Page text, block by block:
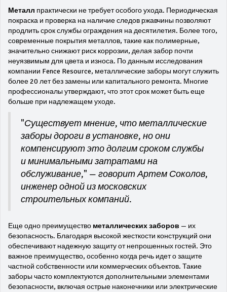
Металл практически не требует особого ухода. Периодическая
покраска и проверка на наличие следов ржавчины позволяют
продлить срок службы ограждения на десятилетия. Более того,
современные покрытия металлов, такие как полимерные,
значительно снижают риск коррозии, делая забор почти
неуязвимым для цвета и износа. По данным исследования
компании Fence Resource, металлические заборы могут служить
более 20 лет без замены или капитального ремонта. Многие
профессионалы утверждают, что этот срок может быть еще
больше при надлежащем уходе.
"Существует мнение, что металлические
заборы дороги в установке, но они
компенсируют это долгим сроком службы
и минимальными затратами на
обслуживание," — говорит Артем Соколов,
инженер одной из московских
строительных компаний.
Еще одно преимущество металлических заборов — их
безопасность. Благодаря высокой жесткости конструкций они
обеспечивают надежную защиту от непрошенных гостей. Это
важное преимущество, особенно когда речь идет о защите
частной собственности или коммерческих объектов. Такие
заборы часто комплектуются дополнительными элементами
безопасности, включая острые наконечники или электрические